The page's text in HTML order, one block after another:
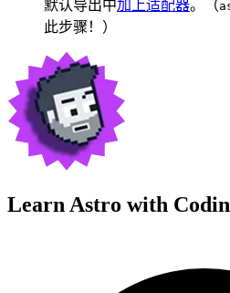
默认导出中加上适配器。（
此步骤！）
Learn Astro with